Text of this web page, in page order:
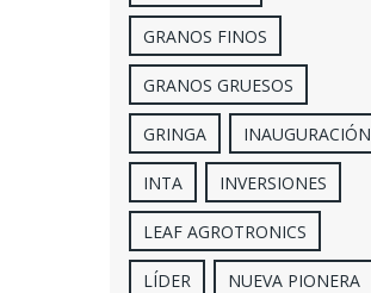
GRANOS FINOS
GRANOS GRUESOS
GRINGA INAUGURACIÓN
INTA INVERSIONES
LEAF AGROTRONICS
LÍDER NUEVA PIONERA